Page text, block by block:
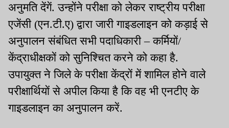
अनुमति देंगें. उन्होंने परीक्षा को लेकर राष्ट्रीय परीक्षा
एजेंसी (एन.टी.ए) द्वारा जारी गाइडलाइन को कड़ाई से
अनुपालन संबंधित सभी पदाधिकारी – कर्मियों/
केंद्राधीक्षकों को सुनिश्चित करने को कहा है.
उपायुक्त ने जिले के परीक्षा केंद्रों में शामिल होने वाले
परीक्षार्थियों से अपील किया है कि वह भी एनटीए के
गाइडलाइन का अनुपालन करें.